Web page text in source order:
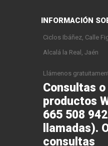
INFORMACIÓN
Ciclos Ibáñez, Calle
Alcalá la Real, Jaén
Llámenos
Consultas
productos
665 508
llamadas).
consultas